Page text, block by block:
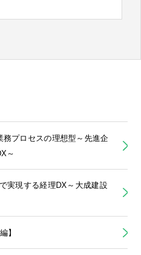
プロセスの理想型～先進企
～
実現する経理DX～大成建設
】